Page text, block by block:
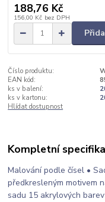
188,76 Kč
156,00 Kč bez DPH
Číslo produktu:
EAN kód:
ks v balení:
ks v kartonu:
Hlídat dostupnost
Kompletní
Malování podle čísel •
předkresleným motivem
sadu 15 akrylových